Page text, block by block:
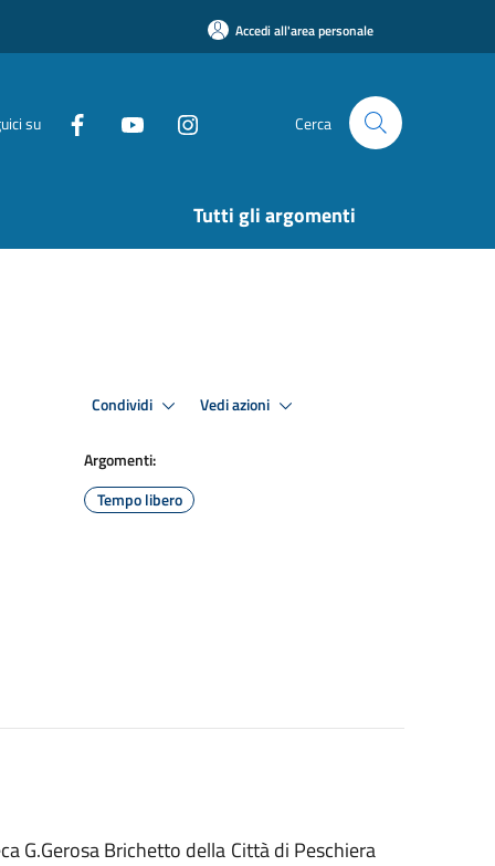
Accedi all'area personale
su Cerca
Tutti gli argomenti
Condividi Vedi azioni
Argomenti:
Tempo libero
G.Gerosa Brichetto della Città di Peschiera